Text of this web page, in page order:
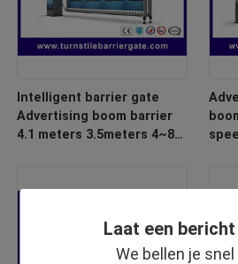
Laat een
We bellen je
Intelligent barrier gate
Advertising boom barrier
4.1 meters 3.5meters 4~8